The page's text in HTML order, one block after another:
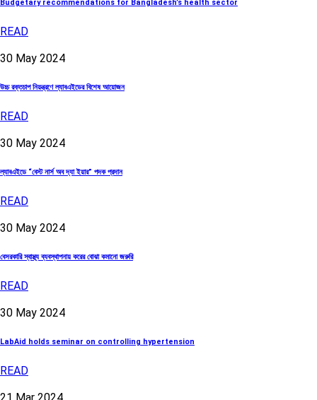
Budgetary recommendations for Bangladesh’s health sector
READ
30 May 2024
উচ্চ রক্তচাপ নিয়ন্ত্রণে ল্যাবএইডের বিশেষ আয়োজন
READ
30 May 2024
ল্যাবএইডে “বেস্ট নার্স অব দ্যা ইয়ার” পদক প্রদান
READ
30 May 2024
বেসরকারি স্বাস্থ্য ব্যবস্থাপনায় করের বোঝা কমানো জরুরি
READ
30 May 2024
LabAid holds seminar on controlling hypertension
READ
21 Mar 2024